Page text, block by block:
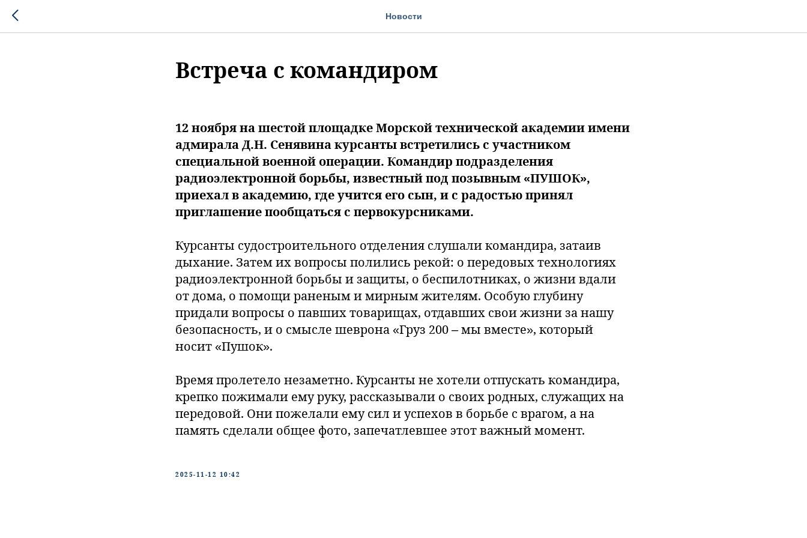
Новости
Встреча с командиром
12 ноября на шестой площадке Морской технической академии имени
адмирала Д.Н. Сенявина курсанты встретились с участником
специальной военной операции. Командир подразделения
радиоэлектронной борьбы, известный под позывным «ПУШОК»,
приехал в академию, где учится его сын, и с радостью принял
приглашение пообщаться с первокурсниками.
Курсанты судостроительного отделения слушали командира, затаив
дыхание. Затем их вопросы полились рекой: о передовых технологиях
радиоэлектронной борьбы и защиты, о беспилотниках, о жизни вдали
от дома, о помощи раненым и мирным жителям. Особую глубину
придали вопросы о павших товарищах, отдавших свои жизни за нашу
безопасность, и о смысле шеврона «Груз 200 – мы вместе», который
носит «Пушок».
Время пролетело незаметно. Курсанты не хотели отпускать командира,
крепко пожимали ему руку, рассказывали о своих родных, служащих на
передовой. Они пожелали ему сил и успехов в борьбе с врагом, а на
память сделали общее фото, запечатлевшее этот важный момент.
2025-11-12 10:42